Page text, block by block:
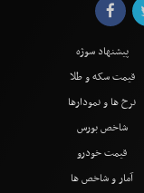
پیشنهاد سوژه
قیمت سکه و طلا
نرخ ها و نمودارها
شاخص بورس
قیمت خودرو
آمار و شاخص ها